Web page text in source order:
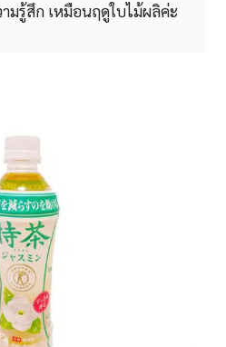
มรู้สึก เหมือนฤดูใบไม้ผลิค่ะ